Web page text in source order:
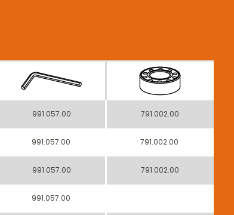
991.057.00 791.002.00
991.057.00 791.002.00
991.057.00 791.002.00
991.057.00